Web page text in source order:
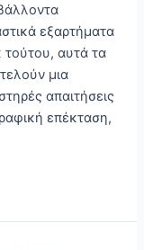
εξαρτήματα
αυτά τα
μια
απαιτήσεις
επέκταση,